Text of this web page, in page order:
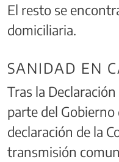
El resto se
domiciliaria.
SANIDAD EN
Tras la
parte del Gobierno
declaración de la
transmisión